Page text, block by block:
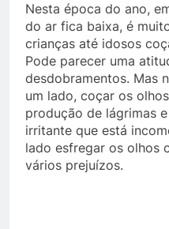
Nesta época do ano,
do ar fica baixa, é
crianças até idosos
Pode parecer uma
desdobramentos. Mas
um lado, coçar os
produção de lágrimas
irritante que está
lado esfregar os olhos
vários prejuízos.